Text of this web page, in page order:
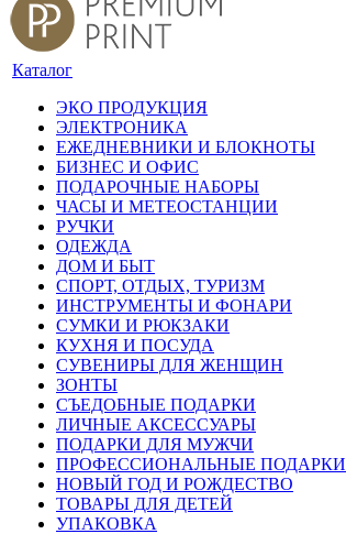
Каталог
ЭКО ПРОДУКЦИЯ
ЭЛЕКТРОНИКА
ЕЖЕДНЕВНИКИ И БЛОКНОТЫ
БИЗНЕС И ОФИС
ПОДАРОЧНЫЕ НАБОРЫ
ЧАСЫ И МЕТЕОСТАНЦИИ
РУЧКИ
ОДЕЖДА
ДОМ И БЫТ
СПОРТ, ОТДЫХ, ТУРИЗМ
ИНСТРУМЕНТЫ И ФОНАРИ
СУМКИ И РЮКЗАКИ
КУХНЯ И ПОСУДА
СУВЕНИРЫ ДЛЯ ЖЕНЩИН
ЗОНТЫ
СЪЕДОБНЫЕ ПОДАРКИ
ЛИЧНЫЕ АКСЕССУАРЫ
ПОДАРКИ ДЛЯ МУЖЧИ
ПРОФЕССИОНАЛЬНЫЕ ПОДАРКИ
НОВЫЙ ГОД И РОЖДЕСТВО
ТОВАРЫ ДЛЯ ДЕТЕЙ
УПАКОВКА